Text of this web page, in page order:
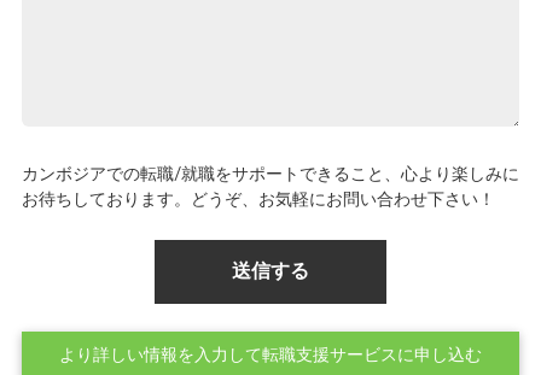
カンボジアでの転職/就職をサポートできること、心より楽しみに
お待ちしております。どうぞ、お気軽にお問い合わせ下さい！
より詳しい情報を入力して転職支援サービスに申し込む